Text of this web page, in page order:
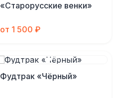
«Старорусские венки»
от 1 500 ₽
Фудтрак «Чёрный»